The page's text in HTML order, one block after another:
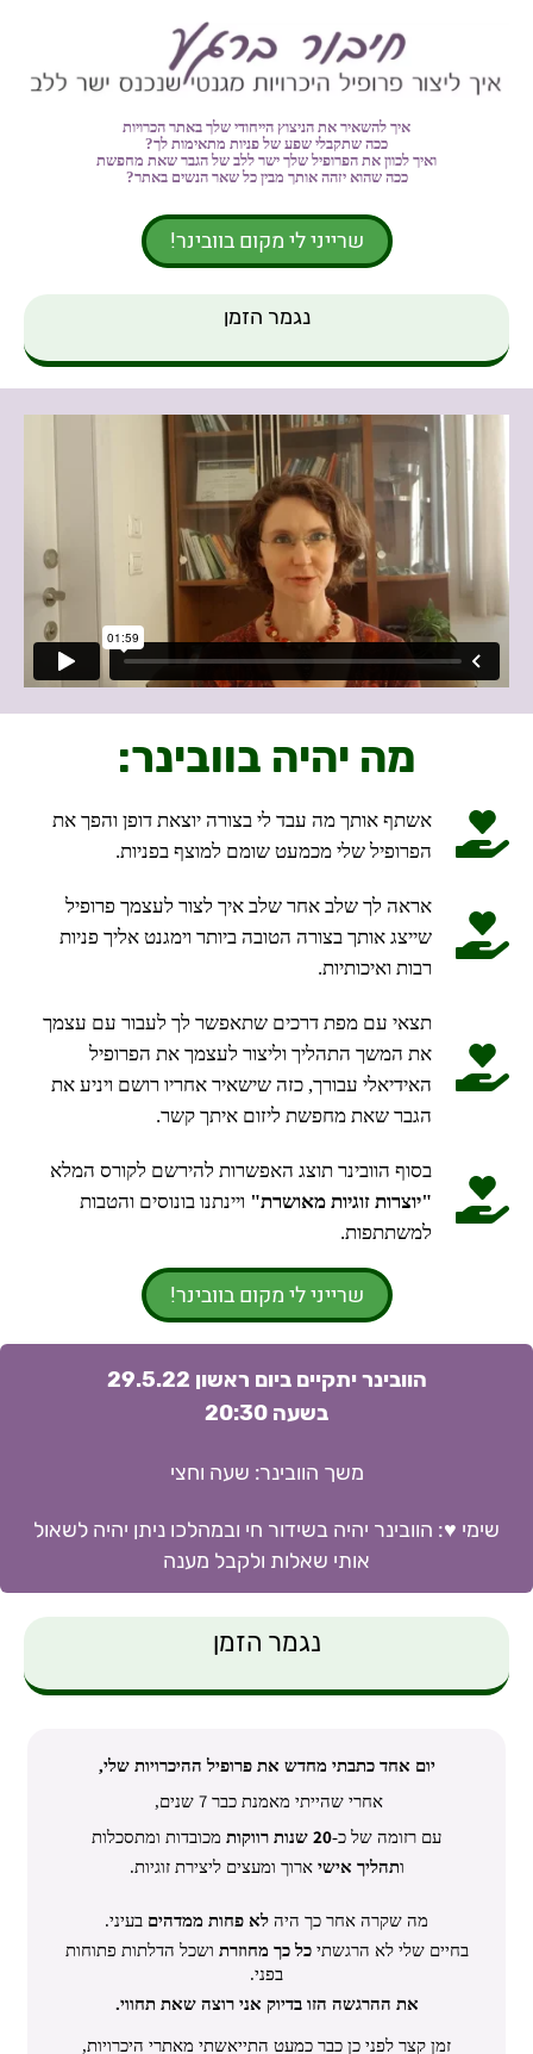
איך להשאיר את הניצוץ הייחודי שלך באתר הכרויות
ככה שתקבלי שפע של פניות מתאימות לך?
ואיך לכוון את הפרופיל שלך ישר ללב של הגבר שאת מחפשת
ככה שהוא יזהה אותך מבין כל שאר הנשים באתר?
שרייני לי מקום בוובינר!
נגמר הזמן
מה יהיה בוובינר:
אשתף אותך מה עבד לי בצורה יוצאת דופן והפך את
הפרופיל שלי מכמעט שומם למוצף בפניות.
אראה לך שלב אחר שלב איך לצור לעצמך פרופיל
שייצג אותך בצורה הטובה ביותר וימגנט אליך פניות
רבות ואיכותיות.​
תצאי עם מפת דרכים שתאפשר לך לעבור עם עצמך
את המשך התהליך וליצור לעצמך את הפרופיל
האידיאלי עבורך, כזהשישאיר אחריו רושם ויניע את
הגבר שאת מחפשת ליזום איתך קשר.
בסוף הוובינר תוצג האפשרות להירשם לקורס המלא
"יוצרות זוגיות מאושרת" ויינתנו בונוסים והטבות
למשתתפות.
שרייני לי מקום בוובינר!
הוובינר יתקיים ביום ראשון 29.5.22
בשעה 20:30
משך הוובינר: שעה וחצי
שימי ♥: הוובינר יהיה בשידור חי ובמהלכו ניתן יהיה לשאול
אותי שאלות ולקבל מענה
נגמר הזמן
יום אחד כתבתי מחדש את פרופיל ההיכרויות שלי,
אחרי שהייתי מאמנת כבר 7 שנים,
עם רזומה של כ-20 שנות רווקות מכובדות ומתסכלות
ותהליך אישי ארוך ומעצים ליצירת זוגיות.
מה שקרה אחר כך היה לא פחות ממדהים בעיני.
בחיים שלי לא הרגשתיכל כך מחוזרת ושכל הדלתות פתוחות
בפני.
את ההרגשה הזו בדיוק אני רוצה שאת תחווי.
זמן קצר לפני כן כבר כמעט התייאשתי מאתרי היכרויות,